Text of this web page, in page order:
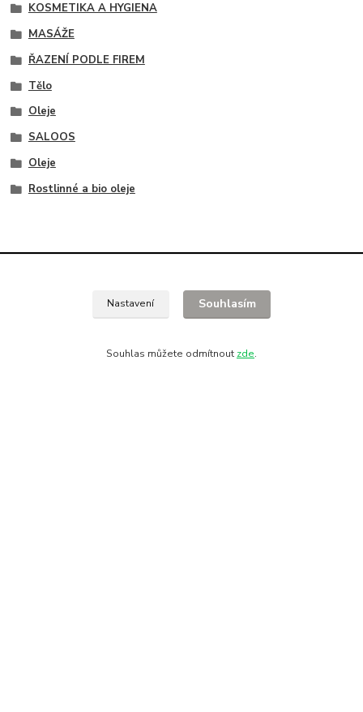
KOSMETIKA A HYGIENA
MASÁŽE
ŘAZENÍ PODLE FIREM
Tělo
Oleje
SALOOS
Oleje
Rostlinné a bio oleje
Nastavení Souhlasím
Souhlas můžete odmítnout zde.